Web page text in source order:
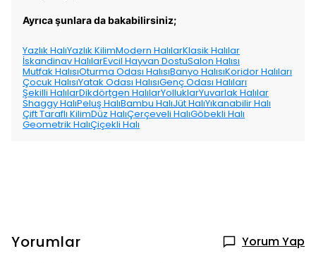
Ayrıca şunlara da bakabilirsiniz;
Yazlık HalıYazlık KilimModern HalılarKlasik Halılar
İskandinav HalılarEvcil Hayvan DostuSalon Halısı
Mutfak HalısıOturma Odası HalısıBanyo HalısıKoridor Halıları
Çocuk HalısıYatak Odası HalısıGenç Odası Halıları
Şekilli HalılarDikdörtgen HalılarYolluklarYuvarlak Halılar
Shaggy HalıPeluş HalıBambu HalıJüt HalıYıkanabilir Halı
Çift Taraflı KilimDüz HalıÇerçeveli HalıGöbekli Halı
Geometrik HalıÇiçekli Halı
Yorumlar Yorum Yap